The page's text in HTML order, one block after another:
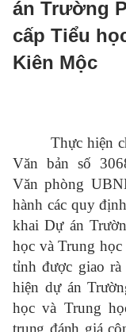
án Trường
cấp Tiểu
Kiên Mộc
Thực hiện
Văn bản số
Văn phòng
hành các quy
khai Dự án
học và Trung
tỉnh được giao
hiện dự án
học và Trung
trung đánh giá